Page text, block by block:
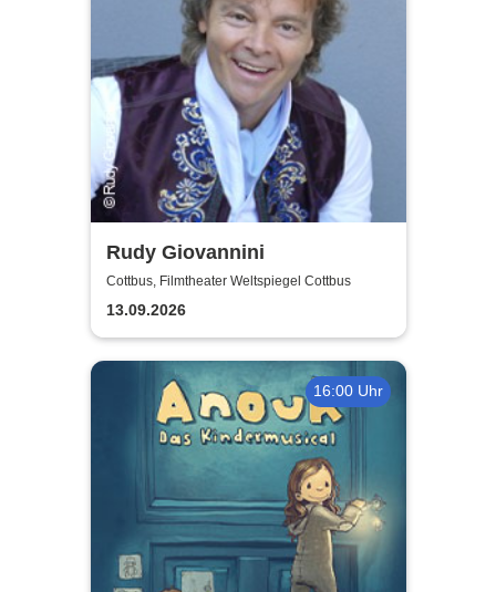
Rudy Giovannini
Cottbus, Filmtheater Weltspiegel Cottbus
13.09.2026
16:00 Uhr